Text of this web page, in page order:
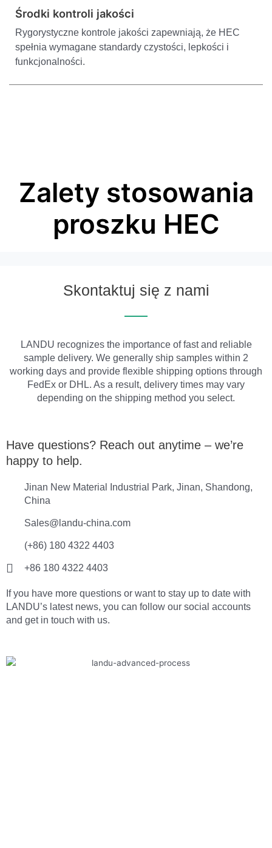
Środki kontroli jakości
Rygorystyczne kontrole jakości zapewniają, że HEC
spełnia wymagane standardy czystości, lepkości i
funkcjonalności.
Zalety stosowania
proszku HEC
Skontaktuj się z nami
LANDU recognizes the importance of fast and reliable
sample delivery. We generally ship samples within 2
working days and provide flexible shipping options through
FedEx or DHL. As a result, delivery times may vary
depending on the shipping method you select.
Have questions? Reach out anytime – we’re
happy to help.
Jinan New Material Industrial Park, Jinan, Shandong,
China
Sales@landu-china.com
(+86) 180 4322 4403
+86 180 4322 4403
If you have more questions or want to stay up to date with
LANDU’s latest news, you can follow our social accounts
and get in touch with us.